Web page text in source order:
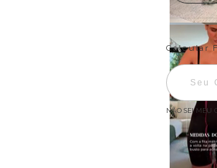
Entregas
Calcular
NÃO SEI MEU
Descrição